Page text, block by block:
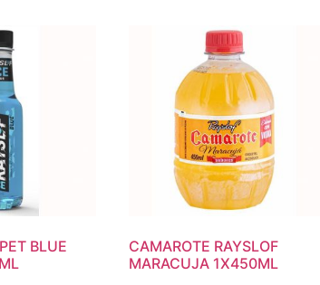
BLUE
CAMAROTE RAYSLOF
MARACUJA 1X450ML